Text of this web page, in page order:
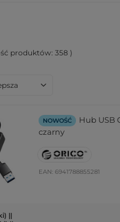
produktów: 358 )
NOWOŚĆ
Hub USB
czarny
EAN: 6941788855281
||